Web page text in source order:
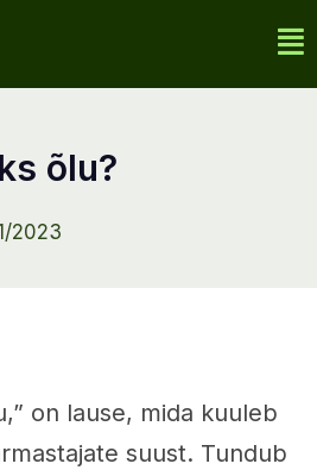
õlu?
2023
on lause, mida kuuleb
suust. Tundub